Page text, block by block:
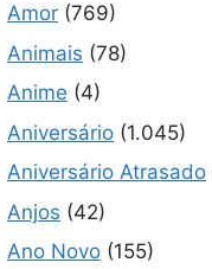
Amor (769)
Animais (78)
Anime (4)
Aniversário (1.045)
Aniversário Atrasado
Anjos (42)
Ano Novo (155)